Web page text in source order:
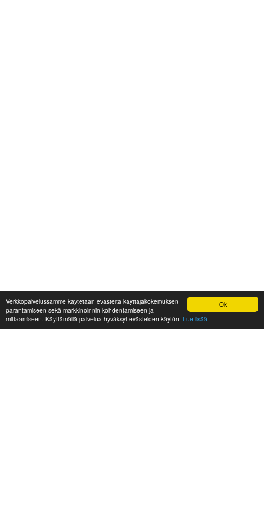
Ok
Verkkopalvelussamme käytetään evästeitä käyttäjäkokemuksen
parantamiseen sekä markkinoinnin kohdentamiseen ja
mittaamiseen. Käyttämällä palvelua hyväksyt evästeiden käytön. Lue lisää